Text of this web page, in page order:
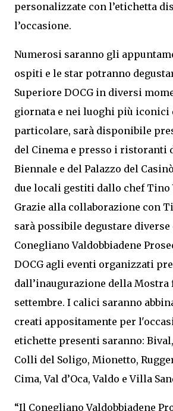
personalizzate con l’etichetta
l’occasione.
Numerosi saranno gli
ospiti e le star potranno
Superiore DOCG in diversi
giornata e nei luoghi più iconici
particolare, sarà disponibile
del Cinema e presso i ristoranti
Biennale e del Palazzo del
due locali gestiti dallo chef Tino
Grazie alla collaborazione con
sarà possibile degustare
Conegliano Valdobbiadene
DOCG agli eventi organizzati
dall’inaugurazione della Mostra
settembre. I calici saranno
creati appositamente per
etichette presenti saranno:
Colli del Soligo, Mionetto,
Cima, Val d’Oca, Valdo e Villa
“Il Conegliano Valdobbiadene